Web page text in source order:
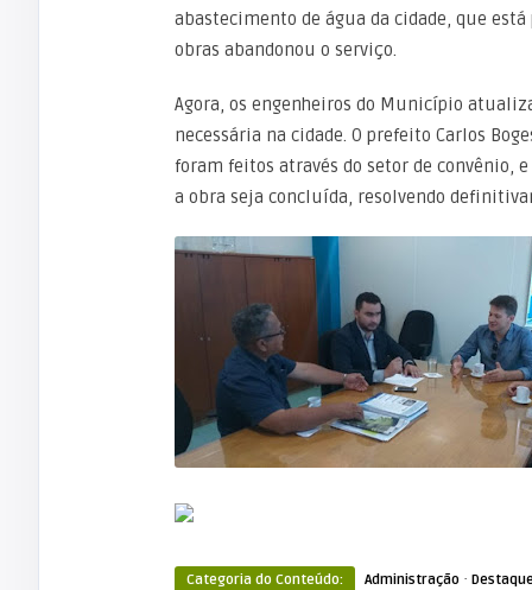
abastecimento de água da cidade, que
obras abandonou o serviço.
Agora, os engenheiros do Município
necessária na cidade. O prefeito Carlos
foram feitos através do setor de convênio, e
a obra seja concluída, resolvendo
Categoria do Conteúdo: Administração ·